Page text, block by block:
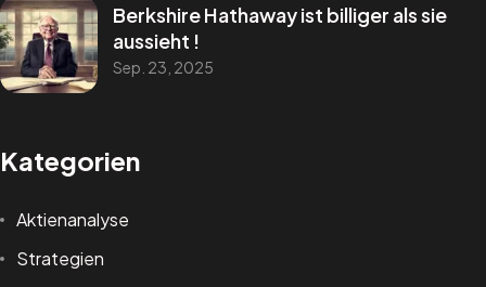
Berkshire Hathaway ist billiger als sie
aussieht !
Sep. 23, 2025
Kategorien
Aktienanalyse
Strategien